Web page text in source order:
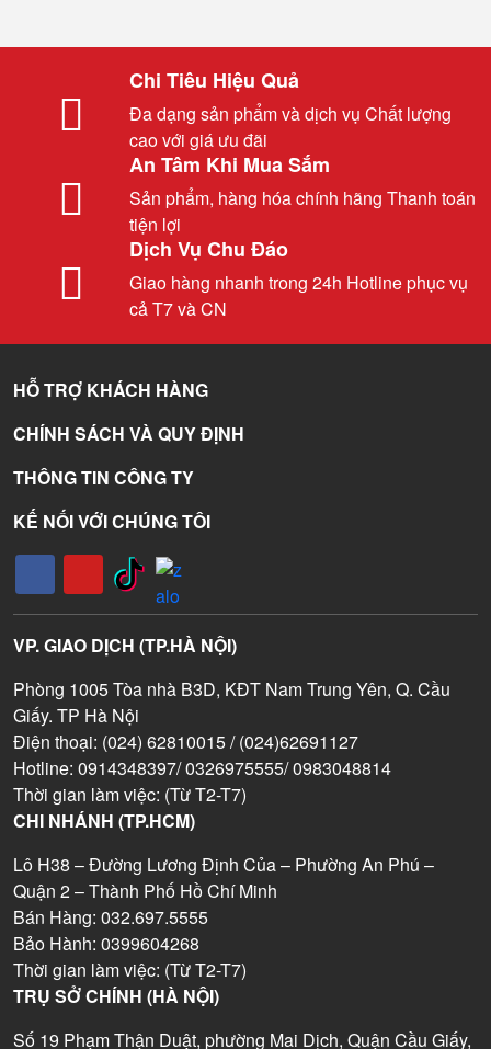
Chi Tiêu Hiệu Quả
Đa dạng sản phẩm và dịch vụ Chất lượng
cao với giá ưu đãi
An Tâm Khi Mua Sắm
Sản phẩm, hàng hóa chính hãng Thanh toán
tiện lợi
Dịch Vụ Chu Đáo
Giao hàng nhanh trong 24h Hotline phục vụ
cả T7 và CN
HỖ TRỢ KHÁCH HÀNG
CHÍNH SÁCH VÀ QUY ĐỊNH
THÔNG TIN CÔNG TY
KẾ NỐI VỚI CHÚNG TÔI
VP. GIAO DỊCH (TP.HÀ NỘI)
Phòng 1005 Tòa nhà B3D, KĐT Nam Trung Yên, Q. Cầu
Giấy. TP Hà Nội
Điện thoại: (024) 62810015 / (024)62691127
Hotline: 0914348397/ 0326975555/ 0983048814
Thời gian làm việc: (Từ T2-T7)
CHI NHÁNH (TP.HCM)
Lô H38 – Đường Lương Định Của – Phường An Phú –
Quận 2 – Thành Phố Hồ Chí Minh
Bán Hàng: 032.697.5555
Bảo Hành: 0399604268
Thời gian làm việc: (Từ T2-T7)
TRỤ SỞ CHÍNH (HÀ NỘI)
Số 19 Phạm Thận Duật, phường Mai Dịch, Quận Cầu Giấy,